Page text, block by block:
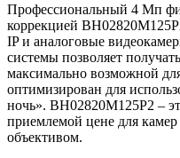
Профессиональный 4 Мп
коррекцией
IP и аналоговые
системы позволяет
максимально возможной
оптимизирован для
ночь». BH02820M125P2 –
приемлемой цене для
объективом.